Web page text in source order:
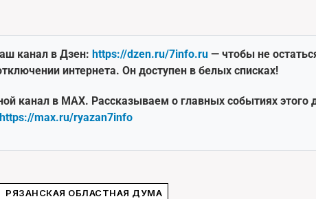
канал в Дзен: https://dzen.ru/7info.ru — чтобы не
интернета. Он доступен в белых списках!
канал в MAX. Рассказываем о главных событиях этого
https://max.ru/ryazan7info
РЯЗАНСКАЯ ОБЛАСТНАЯ ДУМА